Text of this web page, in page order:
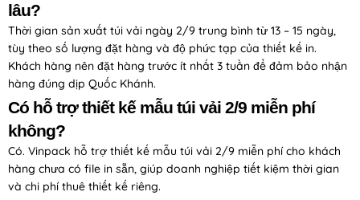
lâu?
Thời gian sản xuất túi vải ngày 2/9 trung bình từ 13 – 15 ngày,
tùy theo số lượng đặt hàng và độ phức tạp của thiết kế in.
Khách hàng nên đặt hàng trước ít nhất 3 tuần để đảm bảo nhận
hàng đúng dịp Quốc Khánh.
Có hỗ trợ thiết kế mẫu túi vải 2/9 miễn phí
không?
Có. Vinpack hỗ trợ thiết kế mẫu túi vải 2/9 miễn phí cho khách
hàng chưa có file in sẵn, giúp doanh nghiệp tiết kiệm thời gian
và chi phí thuê thiết kế riêng.